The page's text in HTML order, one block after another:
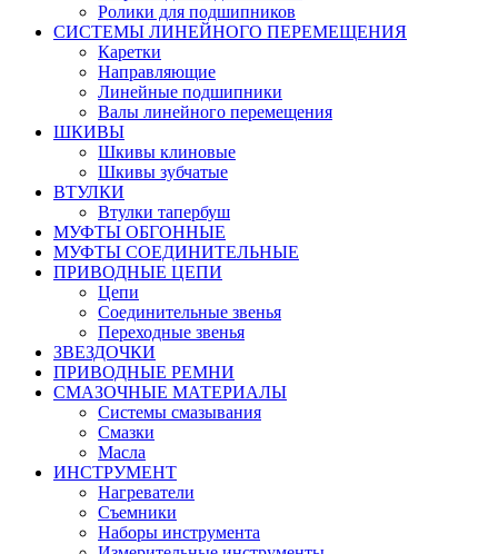
Ролики для подшипников
СИСТЕМЫ ЛИНЕЙНОГО ПЕРЕМЕЩЕНИЯ
Каретки
Направляющие
Линейные подшипники
Валы линейного перемещения
ШКИВЫ
Шкивы клиновые
Шкивы зубчатые
ВТУЛКИ
Втулки тапербуш
МУФТЫ ОБГОННЫЕ
МУФТЫ СОЕДИНИТЕЛЬНЫЕ
ПРИВОДНЫЕ ЦЕПИ
Цепи
Соединительные звенья
Переходные звенья
ЗВЕЗДОЧКИ
ПРИВОДНЫЕ РЕМНИ
СМАЗОЧНЫЕ МАТЕРИАЛЫ
Системы смазывания
Смазки
Масла
ИНСТРУМЕНТ
Нагреватели
Съемники
Наборы инструмента